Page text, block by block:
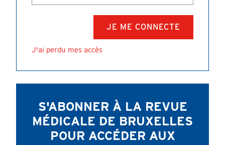
J'ai perdu mes accès
S'ABONNER À LA REVUE
MÉDICALE DE BRUXELLES
POUR ACCÉDER AUX